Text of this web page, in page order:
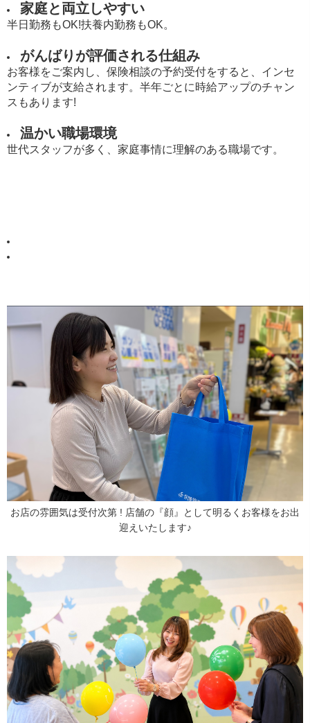
家庭と両立しやすい
半日勤務もOK!扶養内勤務もOK。
がんばりが評価される仕組み
お客様をご案内し、保険相談の予約受付をすると、インセ
ンティブが支給されます。半年ごとに時給アップのチャン
スもあります!
温かい職場環境
世代スタッフが多く、家庭事情に理解のある職場です。
お店の雰囲気は受付次第 ! 店舗の『顔』として明るくお客様をお出
迎えいたします♪